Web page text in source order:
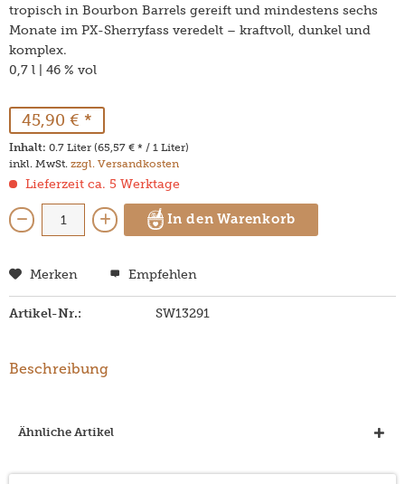
tropisch in Bourbon Barrels gereift und mindestens sechs
Monate im PX-Sherryfass veredelt – kraftvoll, dunkel und
komplex.
0,7 l | 46 % vol
45,90 € *
Inhalt: 0.7 Liter (65,57 € * / 1 Liter)
inkl. MwSt. zzgl. Versandkosten
Lieferzeit ca. 5 Werktage
In den Warenkorb
Merken Empfehlen
Artikel-Nr.: SW13291
Beschreibung
Ähnliche Artikel